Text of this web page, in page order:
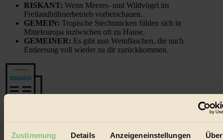
Zustimmung Details Anzeigeneinstellungen
RISKANT: Wenn Meeres- und Wildvögel im
Freilandhühnerbetrieb vorbeischauen.
GEMEIN: Tropische Stechmücken fühlen sich in
Mitteleuropa inziwschen oft zu Hause.
GEMEINER: Es gibt nun Weinflaschen, die nach
Entleerung voll wieder zu dir zurückkommen.
Erhalte in regelmäßigen Abständen die aktuellsten Artikel,
Gewinnspiele & Ausgaben übersichtlich aufbereitet vom